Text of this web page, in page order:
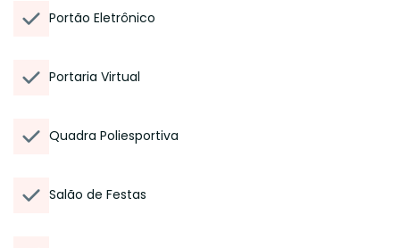
Portão Eletrônico
Portaria Virtual
Quadra Poliesportiva
Salão de Festas